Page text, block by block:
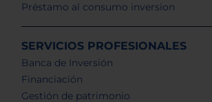
Préstamo al consumo inversion
SERVICIOS PROFESIONALES
Banca de Inversión
Financiación
Gestión de patrimonio